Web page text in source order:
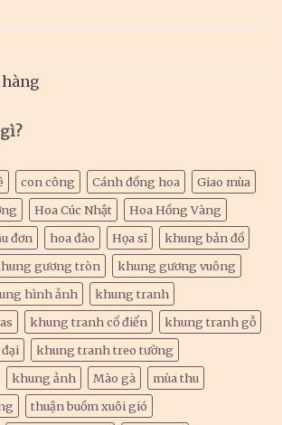
hàng
con công Cánh đồng hoa
Giao mùa
Hoa Cúc Nhật
Hoa Hồng Vàng
đơn hoa đào Họa sĩ
khung bản đồ
gương tròn
khung gương vuông
hình ảnh
khung tranh
khung tranh cổ điển
khung tranh gỗ
khung tranh treo tường
khung ảnh Mào gà
mùa thu
thuận buồm xuôi gió